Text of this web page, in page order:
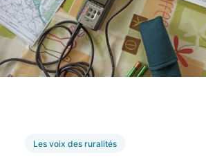
Les voix des ruralités